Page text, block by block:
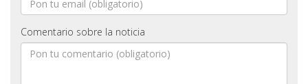
Comentario sobre la noticia